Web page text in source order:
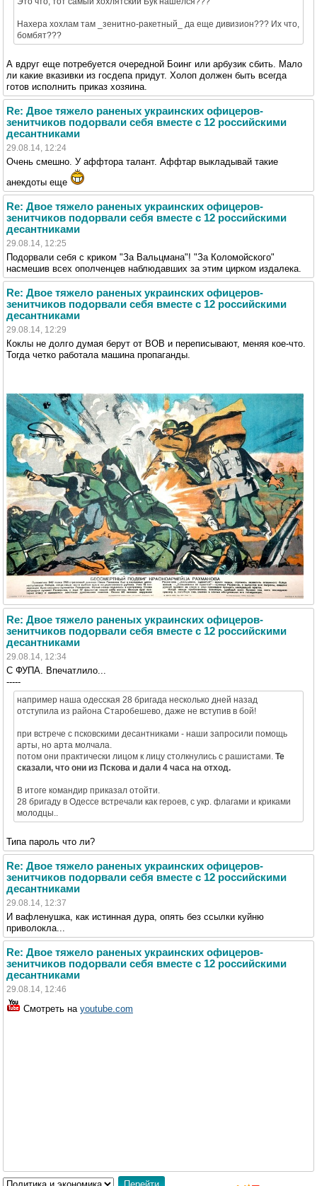
Нахера хохлам там _зенитно-ракетный_ да еще дивизион??? Их что,
бомбят???
А вдруг еще потребуется очередной Боинг или арбузик сбить. Мало
ли какие вказивки из госдепа придут. Холоп должен быть всегда
готов исполнить приказ хозяина.
Re: Двое тяжело раненых украинских офицеров-
зенитчиков подорвали себя вместе с 12 российскими
десантниками
29.08.14, 12:24
Очень смешно. У аффтора талант. Аффтар выкладывай такие
анекдоты еще
Re: Двое тяжело раненых украинских офицеров-
зенитчиков подорвали себя вместе с 12 российскими
десантниками
29.08.14, 12:25
Подорвали себя с криком "За Вальцмана"! "За Коломойского"
насмешив всех ополченцев наблюдавших за этим цирком издалека.
Re: Двое тяжело раненых украинских офицеров-
зенитчиков подорвали себя вместе с 12 российскими
десантниками
29.08.14, 12:29
Коклы не долго думая берут от ВОВ и переписывают, меняя кое-что.
Тогда четко работала машина пропаганды.
Re: Двое тяжело раненых украинских офицеров-
зенитчиков подорвали себя вместе с 12 российскими
десантниками
29.08.14, 12:34
С ФУПА. Впечатлило...
-----
например наша одесская 28 бригада несколько дней назад
отступила из района Старобешево, даже не вступив в бой!
при встрече с псковскими десантниками - наши запросили помощь
арты, но арта молчала.
потом они практически лицом к лицу столкнулись с рашистами. Те
сказали, что они из Пскова и дали 4 часа на отход.
В итоге командир приказал отойти.
28 бригаду в Одессе встречали как героев, с укр. флагами и криками
молодцы..
Типа пароль что ли?
Re: Двое тяжело раненых украинских офицеров-
зенитчиков подорвали себя вместе с 12 российскими
десантниками
29.08.14, 12:37
И вафленушка, как истинная дура, опять без ссылки куйню
приволокла...
Re: Двое тяжело раненых украинских офицеров-
зенитчиков подорвали себя вместе с 12 российскими
десантниками
29.08.14, 12:46
Смотреть на youtube.com